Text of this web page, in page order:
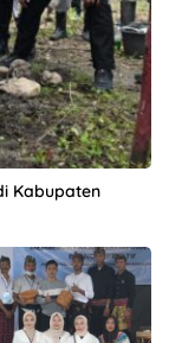
Kabupaten